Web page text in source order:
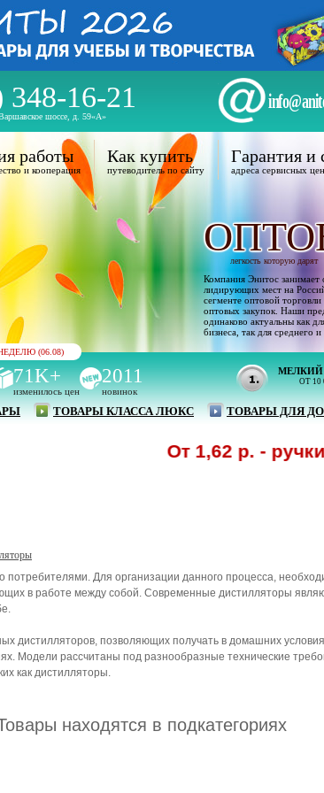
348-16-21
шоссе, д. 59«А»
(06.08)
71K+
изменилось цен
2011
новинок
ОТ 10
ТОВАРЫ КЛАССА ЛЮКС ТОВАРЫ ДЛЯ
работы
и кооперация
Как купить
путеводитель по сайту
Гарантия и
адреса сервисных
легкость которую дарят
Компания Энитос занимает
лидирующих мест на
сегменте оптовой торговли
оптовых закупок. Наши
одинаково актуальны как
бизнеса, так для среднего и
От 1,62 р. - ручки
Для организации данного процесса,
в работе между собой. Современные дистилляторы
дистилляторов, позволяющих получать в домашних
Модели рассчитаны под разнообразные технические
как дистилляторы.
находятся в подкатегориях